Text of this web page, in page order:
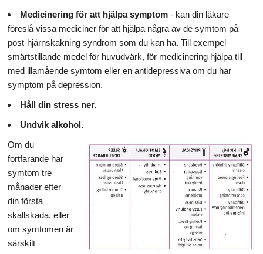
Medicinering för att hjälpa symptom - kan din läkare
föreslå vissa mediciner för att hjälpa några av de symtom på
post-hjärnskakning syndrom som du kan ha. Till exempel
smärtstillande medel för huvudvärk, för medicinering hjälpa till
med illamående symtom eller en antidepressiva om du har
symptom på depression.
Håll din stress ner.
Undvik alkohol.
Om du
fortfarande har
symtom tre
månader efter
din första
skallskada, eller
om symtomen är
särskilt